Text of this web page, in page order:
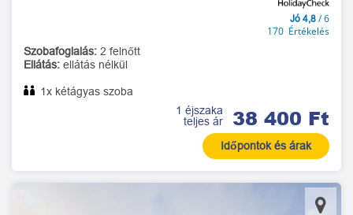
Jó 4,8 / 6
170 Értékelés
Szobafoglalás: 2 felnőtt
Ellátás: ellátás nélkül
1x kétágyas szoba
1 éjszaka
teljes ár
38 400 Ft
Időpontok és árak